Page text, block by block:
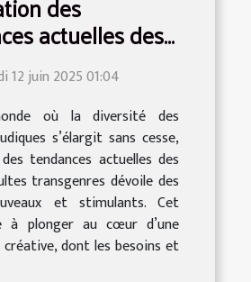
actuelles des
adultes
12 juin 2025 01:04
où la diversité des
s’élargit sans cesse,
tendances actuelles des
transgenres dévoile des
et stimulants. Cet
à plonger au cœur d’une
dont les besoins et